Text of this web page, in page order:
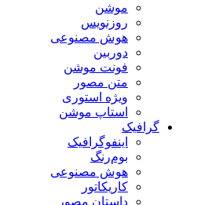
موشن
روزنویس
هوش مصنوعی
دوربین
فونت موشن
متن مصور
ویژه استوری
استاپ موشن
گرافیک
اینفوگرافیک
بوم‌رنگ
هوش مصنوعی
کاریکاتور
داستان مصور